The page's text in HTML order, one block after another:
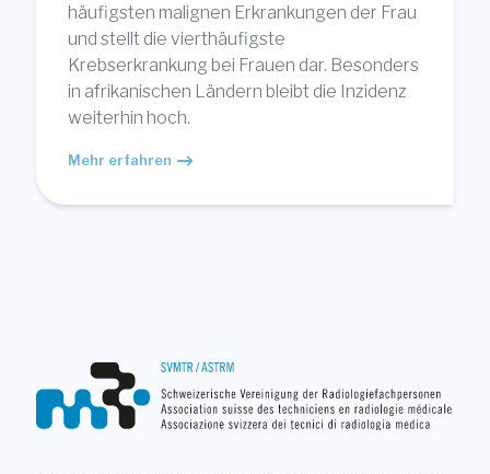
häufigsten malignen Erkrankungen der Frau
und stellt die vierthäufigste
Krebserkrankung bei Frauen dar. Besonders
in afrikanischen Ländern bleibt die Inzidenz
weiterhin hoch.
Mehr erfahren